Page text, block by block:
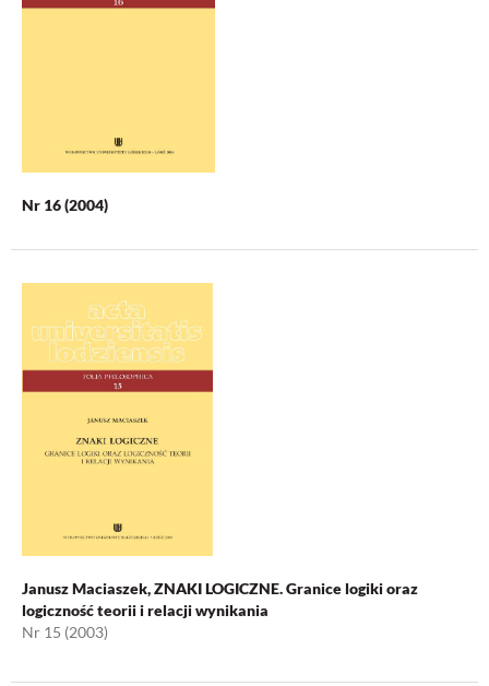
Nr 16 (2004)
Janusz Maciaszek, ZNAKI LOGICZNE. Granice logiki oraz
logiczność teorii i relacji wynikania
Nr 15 (2003)